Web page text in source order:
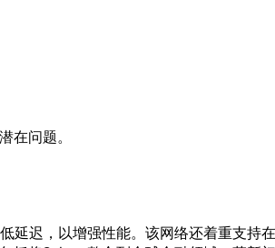
在问题。
延迟，以增强性能。该网络还着重支持